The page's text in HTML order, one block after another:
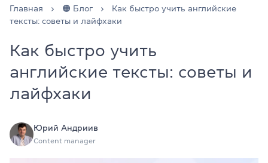
Главная 🟠 Блог
Как быстро учить английские
тексты: советы и лайфхаки
Как быстро учить
английские тексты: советы и
лайфхаки
Юрий Андриив
Content manager